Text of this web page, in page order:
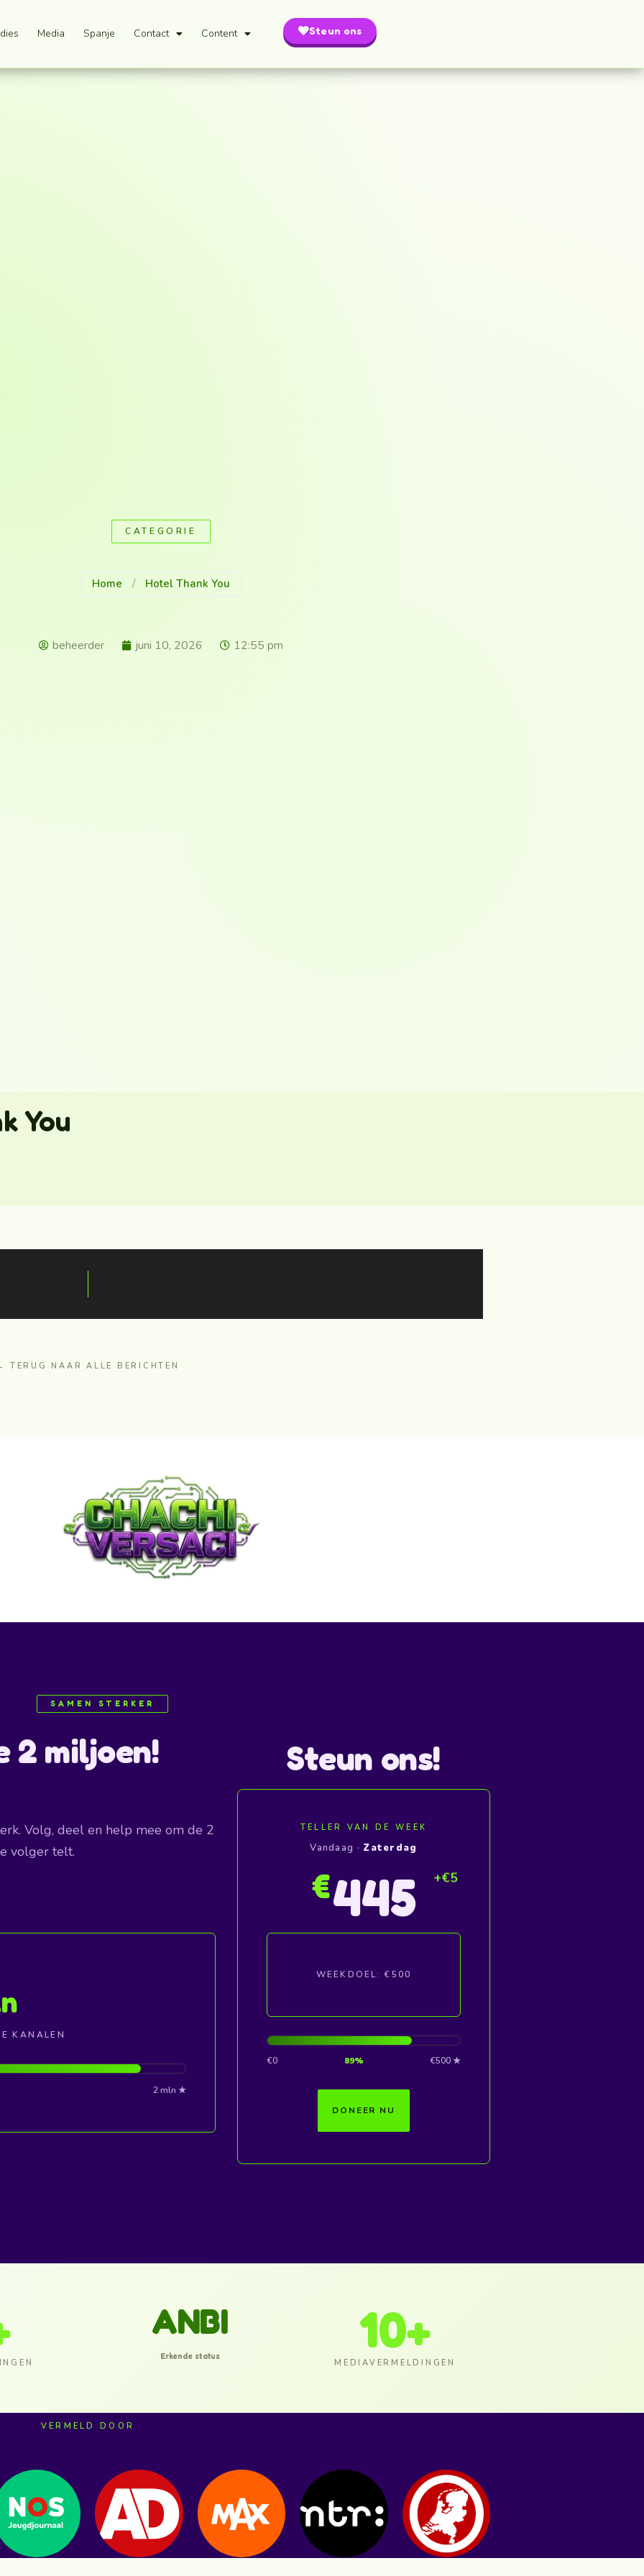
Media Spanje Contact Content Steun ons
CATEGORIE
Home / Hotel Thank You
beheerder juni 10, 2026 12:55 pm
You
TERUG NAAR ALLE BERICHTEN
SAMEN STERKER
2 miljoen!
Volg, deel en help mee om de 2
volger telt.
KANALEN
2 mln ★
Steun ons!
TELLER VAN DE WEEK
Vandaag · Zaterdag
€445
WEEKDOEL: €500
€0 89% €500 ★
DONEER NU
ANBI
Erkende status
MEDIAVERMELDINGEN
10+
VERMELD DOOR